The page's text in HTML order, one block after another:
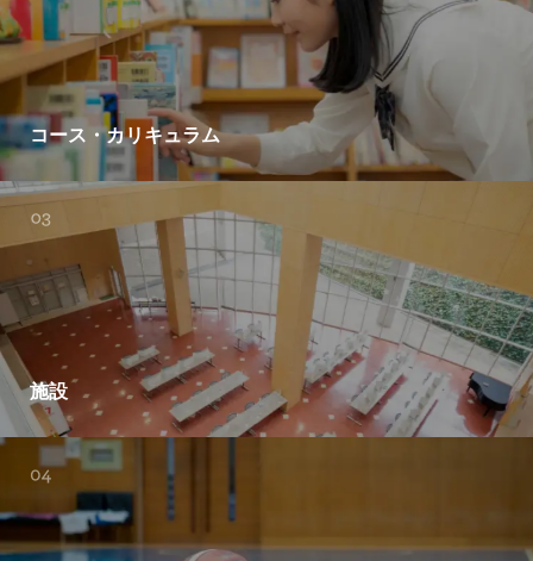
コース・カリキュラム
施設